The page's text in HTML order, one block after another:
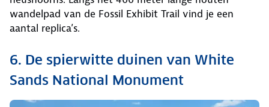
wandelpad van de Fossil Exhibit Trail vind je een
aantal replica’s.
6. De spierwitte duinen van White
Sands National Monument